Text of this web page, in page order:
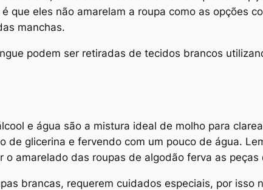
que eles não amarelam a roupa como as opções
manchas.
podem ser retiradas de tecidos brancos
e água são a mistura ideal de molho para
de glicerina e fervendo com um pouco de água.
o amarelado das roupas de algodão ferva as
brancas, requerem cuidados especiais, por